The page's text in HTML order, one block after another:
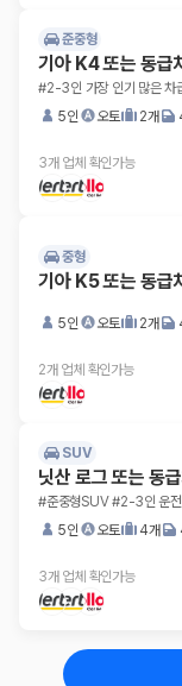
준중형
기아 K4 또는 동급
#2-3인 가장 인기 많은 차
5인
오토 2개
3개 업체 확인가능
중형
기아 K5 또는 동급
5인 오토 2개
2개 업체 확인가능
SUV
닛산 로그 또는 동
#준중형SUV #2-3인 운전
5인
오토 4개
3개 업체 확인가능